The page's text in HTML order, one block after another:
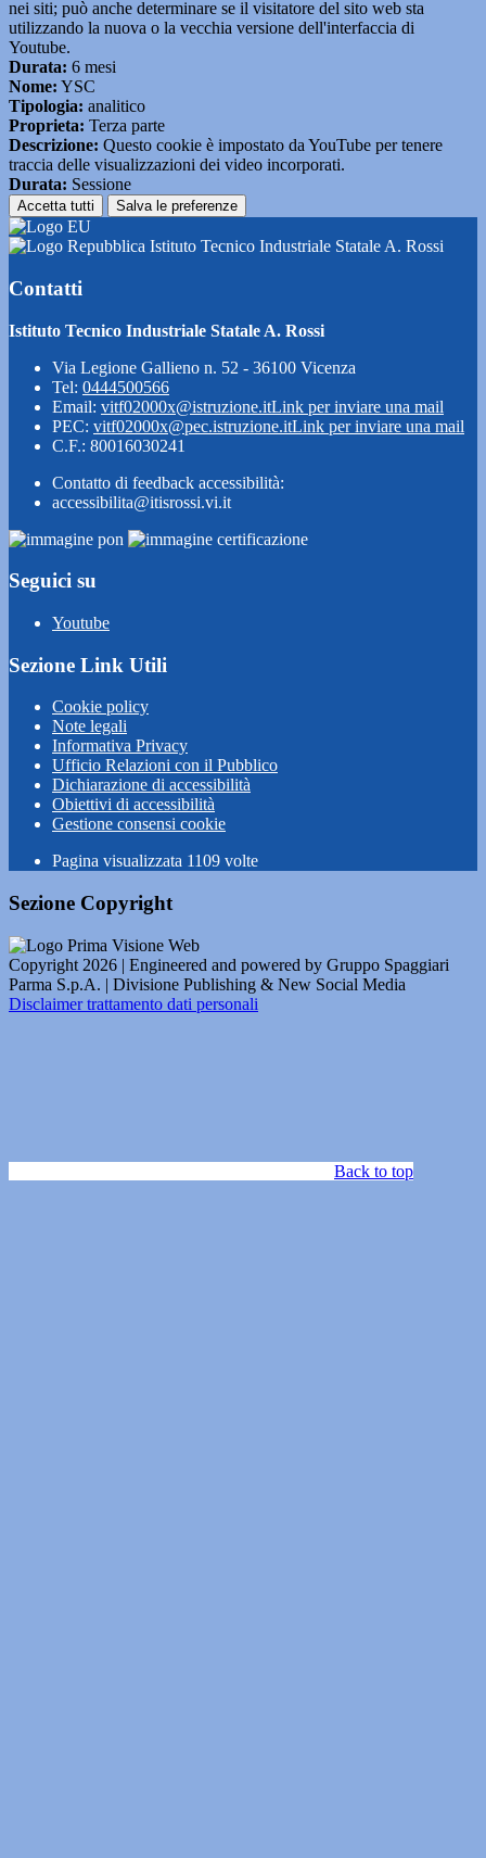
nei siti; può anche determinare se il visitatore del sito web sta
utilizzando la nuova o la vecchia versione dell'interfaccia di
Youtube.
Durata: 6 mesi
Nome: YSC
Tipologia: analitico
Proprieta: Terza parte
Descrizione: Questo cookie è impostato da YouTube per tenere
traccia delle visualizzazioni dei video incorporati.
Durata: Sessione
Accetta tutti Salva le preferenze
Istituto Tecnico Industriale Statale A. Rossi
Contatti
Istituto Tecnico Industriale Statale A. Rossi
Via Legione Gallieno n. 52 - 36100 Vicenza
Tel: 0444500566
Email: vitf02000x@istruzione.itLink per inviare una mail
PEC: vitf02000x@pec.istruzione.itLink per inviare una mail
C.F.: 80016030241
Contatto di feedback accessibilità:
accessibilita@itisrossi.vi.it
Seguici su
Youtube
Sezione Link Utili
Cookie policy
Note legali
Informativa Privacy
Ufficio Relazioni con il Pubblico
Dichiarazione di accessibilità
Obiettivi di accessibilità
Gestione consensi cookie
Pagina visualizzata 1109 volte
Sezione Copyright
Copyright 2026 | Engineered and powered by Gruppo Spaggiari
Parma S.p.A. | Divisione Publishing & New Social Media
Disclaimer trattamento dati personali
Back to top